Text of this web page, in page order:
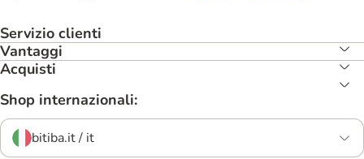
Servizio clienti
Vantaggi
Acquisti
Shop internazionali:
bitiba.it / it